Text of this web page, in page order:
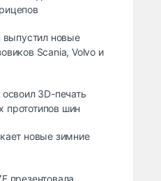
выпустил новые
Scania, Volvo и
3D-печать
прототипов шин
новые зимние